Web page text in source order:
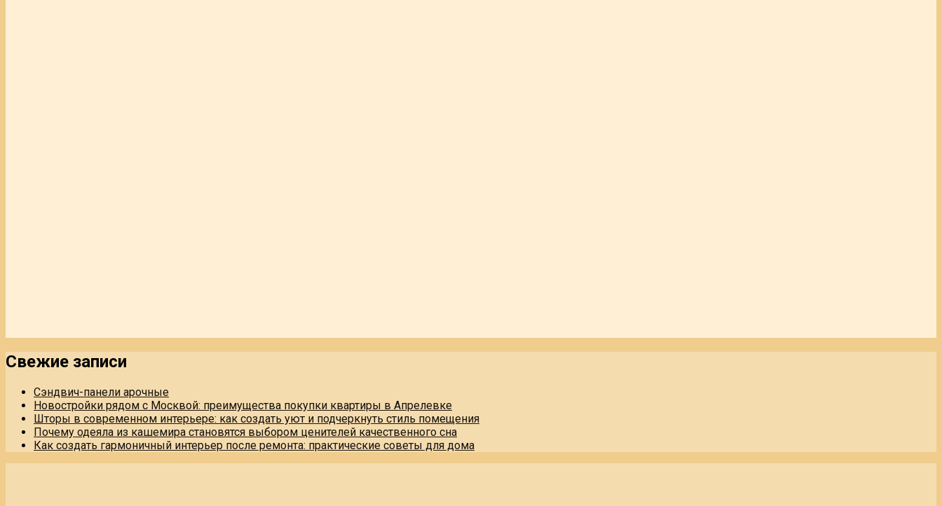
Свежие записи
Сэндвич-панели арочные
Новостройки рядом с Москвой: преимущества покупки квартиры в Апрелевке
Шторы в современном интерьере: как создать уют и подчеркнуть стиль помещения
Почему одеяла из кашемира становятся выбором ценителей качественного сна
Как создать гармоничный интерьер после ремонта: практические советы для дома